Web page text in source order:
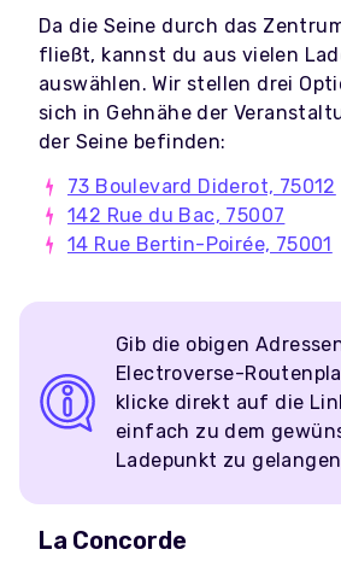
Da die Seine durch das
fließt, kannst du aus vielen
auswählen. Wir stellen drei
sich in Gehnähe der
der Seine befinden:
73 Boulevard Diderot, 75012
142 Rue du Bac, 75007
14 Rue Bertin-Poirée, 75001
Gib die obigen
Electroverse-
klicke direkt auf die
einfach zu dem
Ladepunkt zu
La Concorde